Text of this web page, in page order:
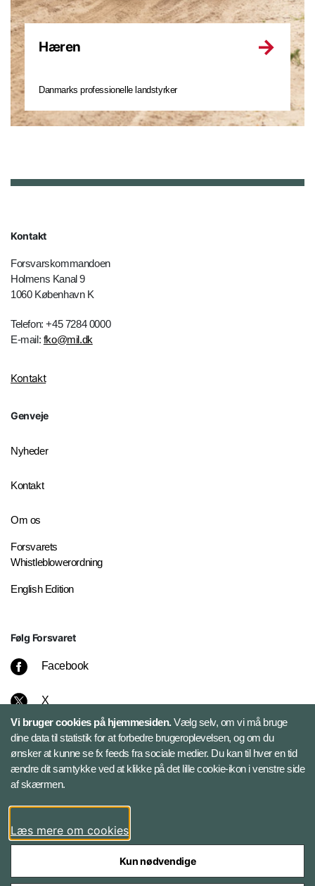
Hæren
Danmarks professionelle landstyrker
Kontakt
Forsvarskommandoen
Holmens Kanal 9
1060 København K
Telefon: +45 7284 0000
E-mail: fko@mil.dk
Kontakt
Genveje
Nyheder
Kontakt
Om os
Forsvarets
Whistleblowerordning
English Edition
Følg Forsvaret
Facebook
X
Instagram
Bluesky
LinkedIn
Vi bruger cookies på hjemmesiden.Vælg selv, om vi må bruge
dine data til statistik for at forbedre brugeroplevelsen, og om du
ønsker at kunne se fx feeds fra sociale medier. Du kan til hver en tid
ændre dit samtykke ved at klikke på det lille cookie-ikon i venstre side
af skærmen.
Læs mere om cookies
Kun nødvendige